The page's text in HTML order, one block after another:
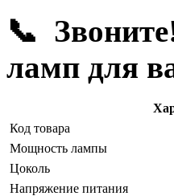
📞
ламп для
Код товара
Мощность лампы
Цоколь
Напряжение питания